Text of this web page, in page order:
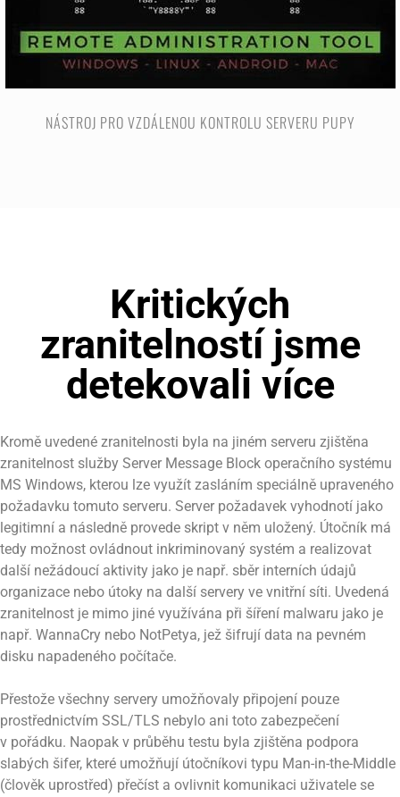
NÁSTROJ PRO VZDÁLENOU KONTROLU SERVERU PUPY
Kritických
zranitelností jsme
detekovali více
Kromě uvedené zranitelnosti byla na jiném serveru zjištěna
zranitelnost služby Server Message Block operačního systému
MS Windows, kterou lze využít zasláním speciálně upraveného
požadavku tomuto serveru. Server požadavek vyhodnotí jako
legitimní a následně provede skript v něm uložený. Útočník má
tedy možnost ovládnout inkriminovaný systém a realizovat
další nežádoucí aktivity jako je např. sběr interních údajů
organizace nebo útoky na další servery ve vnitřní síti. Uvedená
zranitelnost je mimo jiné využívána při šíření malwaru jako je
např. WannaCry nebo NotPetya, jež šifrují data na pevném
disku napadeného počítače.
Přestože všechny servery umožňovaly připojení pouze
prostřednictvím SSL/TLS nebylo ani toto zabezpečení
v pořádku. Naopak v průběhu testu byla zjištěna podpora
slabých šifer, které umožňují útočníkovi typu Man-in-the-Middle
(člověk uprostřed) přečíst a ovlivnit komunikaci uživatele se